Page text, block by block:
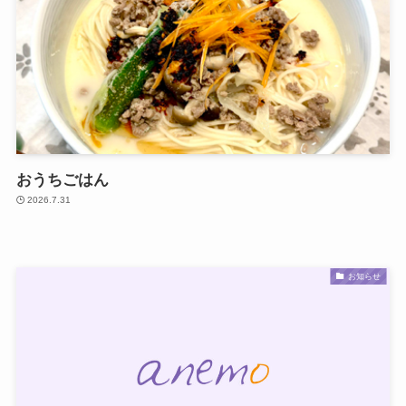
おうちごはん
2026.7.31
お知らせ